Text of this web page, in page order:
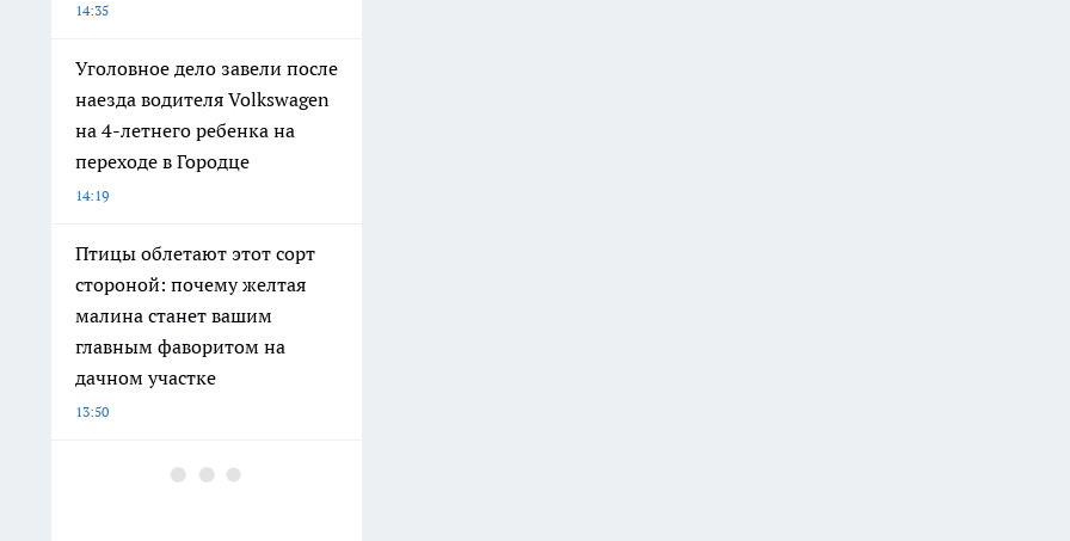
14:35
Уголовное дело завели после
наезда водителя Volkswagen
на 4-летнего ребенка на
переходе в Городце
14:19
Птицы облетают этот сорт
стороной: почему желтая
малина станет вашим
главным фаворитом на
дачном участке
13:50
Шашлычники из Баку